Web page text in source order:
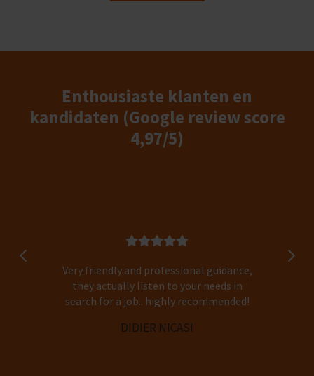
Enthousiaste klanten en
kandidaten (Google review score
4,97/5)
Very friendly and professional guidance,
they actually listen to your needs in
search for a job.. highly recommended!
DIDIER NICASI